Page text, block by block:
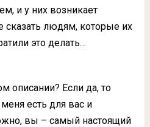
и у них возникает
сказать людям, которые их
это делать…
описании? Если да, то
есть для вас и
вы – самый настоящий